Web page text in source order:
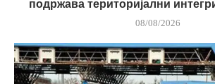
подржава територијални
08/08/2026